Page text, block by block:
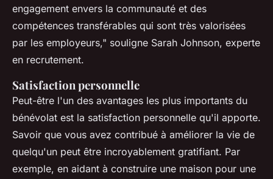
engagement envers la communauté et des
compétences transférables qui sont très valorisées
par les employeurs," souligne Sarah Johnson, experte
en recrutement.
Satisfaction personnelle
Peut-être l'un des avantages les plus importants du
bénévolat est la satisfaction personnelle qu'il apporte.
Savoir que vous avez contribué à améliorer la vie de
quelqu'un peut être incroyablement gratifiant. Par
exemple, en aidant à construire une maison pour une